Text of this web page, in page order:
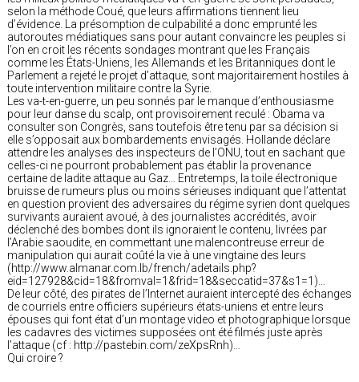
selon la méthode Coué, que leurs affirmations tiennent lieu
d’évidence. La présomption de culpabilité a donc emprunté les
autoroutes médiatiques sans pour autant convaincre les peuples si
l’on en croit les récents sondages montrant que les Français
comme les États-Uniens, les Allemands et les Britanniques dont le
Parlement a rejeté le projet d’attaque, sont majoritairement hostiles à
toute intervention militaire contre la Syrie.
Les va-t-en-guerre, un peu sonnés par le manque d’enthousiasme
pour leur danse du scalp, ont provisoirement reculé : Obama va
consulter son Congrès, sans toutefois être tenu par sa décision si
elle s’opposait aux bombardements envisagés. Hollande déclare
attendre les analyses des inspecteurs de l’ONU, tout en sachant que
celles-ci ne pourront probablement pas établir la provenance
certaine de ladite attaque au Gaz… Entretemps, la toile électronique
bruisse de rumeurs plus ou moins sérieuses indiquant que l’attentat
en question provient des adversaires du régime syrien dont quelques
survivants auraient avoué, à des journalistes accrédités, avoir
déclenché des bombes dont ils ignoraient le contenu, livrées par
l’Arabie saoudite, en commettant une malencontreuse erreur de
manipulation qui aurait coûté la vie à une vingtaine des leurs
(http://www.almanar.com.lb/french/adetails.php?
eid=127928&cid=18&fromval=1&frid=18&seccatid=37&s1=1)…
De leur côté, des pirates de l’Internet auraient intercepté des échanges
de courriels entre officiers supérieurs états-uniens et entre leurs
épouses qui font état d’un montage video et photographique lorsque
les cadavres des victimes supposées ont été filmés juste après
l’attaque (cf : http://pastebin.com/zeXpsRnh)…
Qui croire ?